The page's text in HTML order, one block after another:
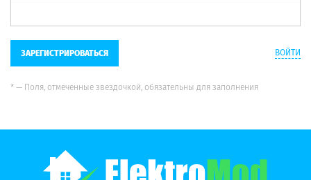
ЗАРЕГИСТРИРОВАТЬСЯ ВОЙТИ
* — Поля, отмеченные звездочкой, обязательны для заполнения